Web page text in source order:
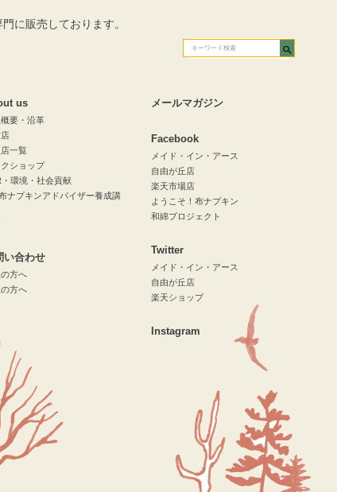
に販売しております。
us
要・沿革
一覧
ショップ
・環境・社会貢献
ナプキンアドバイザー養成講
い合わせ
方へ
方へ
メールマガジン
Facebook
メイド・イン・アース
自由が丘店
楽天市場店
ようこそ！布ナプキン
和綿プロジェクト
Twitter
メイド・イン・アース
自由が丘店
楽天ショップ
Instagram